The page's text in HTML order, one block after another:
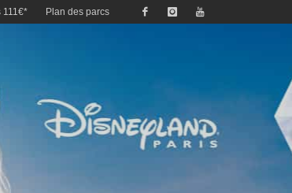
111€* Plan des parcs